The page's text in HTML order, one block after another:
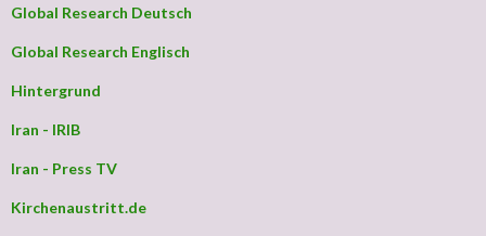
Global Research Deutsch
Global Research Englisch
Hintergrund
Iran - IRIB
Iran - Press TV
Kirchenaustritt.de